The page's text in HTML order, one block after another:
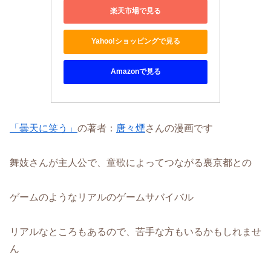
楽天市場で見る
Yahoo!ショッピングで見る
Amazonで見る
「曇天に笑う」 の著者： 唐々煙さんの漫画です
舞妓さんが主人公で、童歌によってつながる裏京都との
ゲームのようなリアルのゲームサバイバル
リアルなところもあるので、苦手な方もいるかもしれませ
ん